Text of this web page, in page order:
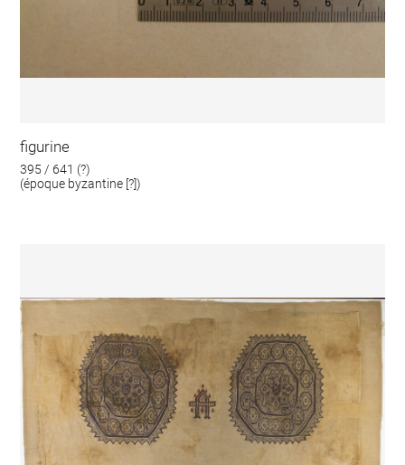
figurine
395 / 641 (?)
(époque byzantine [?])